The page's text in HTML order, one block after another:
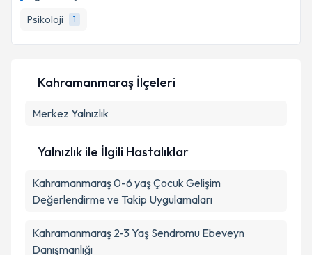
Psikoloji
1
Kahramanmaraş İlçeleri
Merkez Yalnızlık
Yalnızlık ile İlgili Hastalıklar
Kahramanmaraş 0-6 yaş Çocuk Gelişim
Değerlendirme ve Takip Uygulamaları
Kahramanmaraş 2-3 Yaş Sendromu Ebeveyn
Danışmanlığı